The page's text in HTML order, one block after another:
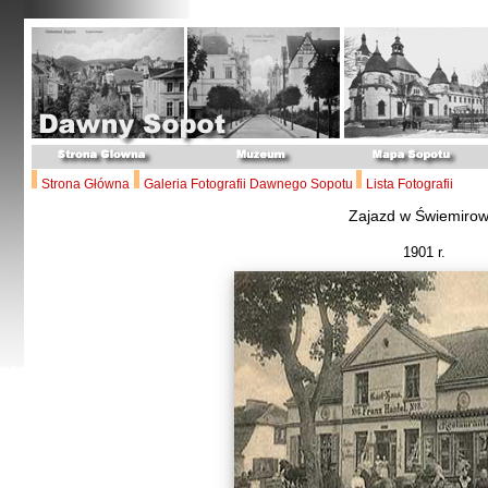
Strona Główna Galeria Fotografii Dawnego Sopotu Lista Fotografii
Zajazd w
1901 r.